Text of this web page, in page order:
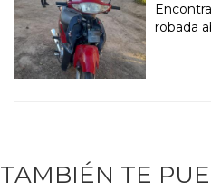
robada
TAMBIÉN TE